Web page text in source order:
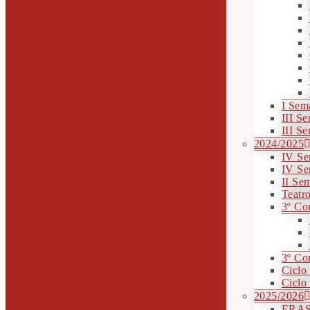
I
III
III
2024/2025
IV
IV
II
3º
3º
Ciclo
Ciclo
2025/2026